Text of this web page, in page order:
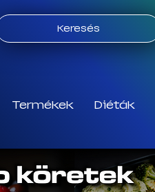
Keresés
Termékek Diéták